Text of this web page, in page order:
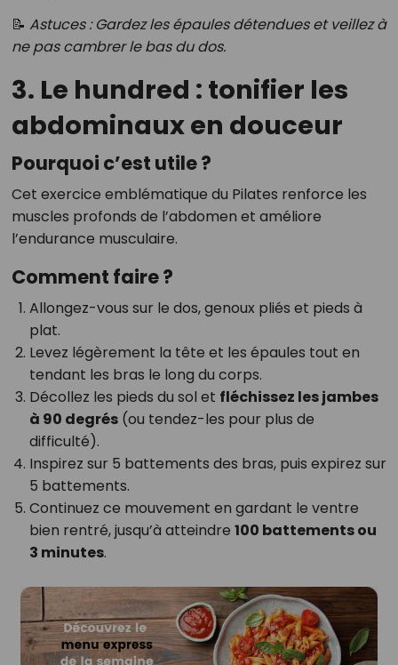
📝 Astuces : Gardez les épaules détendues et veillez à
ne pas cambrer le bas du dos.
3. Le hundred : tonifier les
abdominaux en douceur
Pourquoi c’est utile ?
Cet exercice emblématique du Pilates renforce les
muscles profonds de l’abdomen et améliore
l’endurance musculaire.
Comment faire ?
Allongez-vous sur le dos, genoux pliés et pieds à
plat.
Levez légèrement la tête et les épaules tout en
tendant les bras le long du corps.
Décollez les pieds du sol et fléchissez les jambes
à 90 degrés(ou tendez-les pour plus de
difficulté).
Inspirez sur 5 battements des bras, puis expirez sur
5 battements.
Continuez ce mouvement en gardant le ventre
bien rentré, jusqu’à atteindre 100 battements ou
3 minutes.